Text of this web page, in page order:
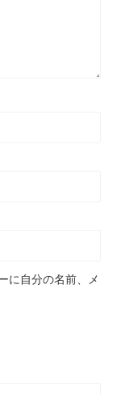
に自分の名前、メ